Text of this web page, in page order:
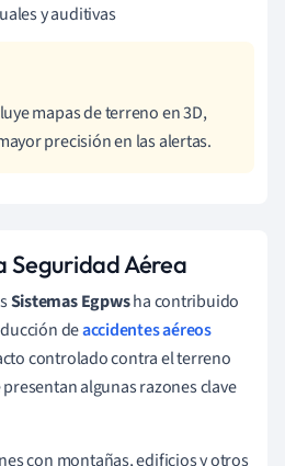
y auditivas
mapas de terreno en 3D,
precisión en las alertas.
Seguridad Aérea
Sistemas Egpwsha contribuido
deaccidentes aéreos
controlado contra el terreno
algunas razones clave
con montañas, edificios y otros